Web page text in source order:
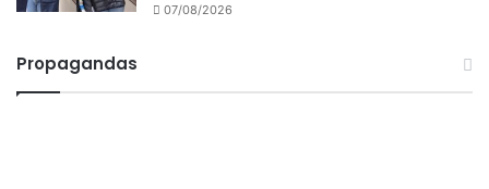
07/08/2026
Propagandas